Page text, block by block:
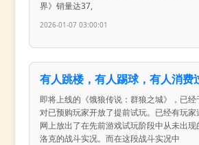
界》销量达37,
2026-01-07 03:00:01
有人跳楼，有人踢球，有人消费
即将上线的《饿狼传说：群狼之城》，已
对已预购玩家开放了提前试玩。已经有玩
网上放出了在先前游戏试玩阶段中从未出
洛克的战斗实况。而在这段战斗实况中